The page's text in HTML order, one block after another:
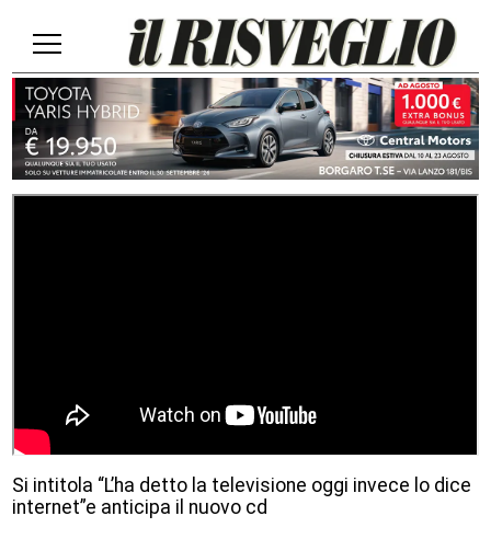
Si intitola “L’ha detto la televisione oggi invece lo dice
internet”e anticipa il nuovo cd